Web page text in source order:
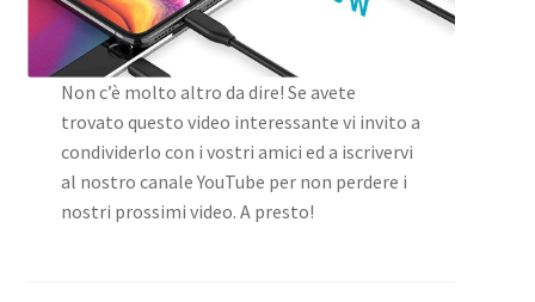
Non c’è molto altro da dire! Se avete
trovato questo video interessante vi invito a
condividerlo con i vostri amici ed a iscrivervi
al nostro canale YouTube per non perdere i
nostri prossimi video. A presto!